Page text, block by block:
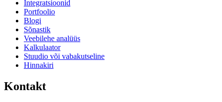
Integratsioonid
Portfoolio
Blogi
Sõnastik
Veebilehe analüüs
Kalkulaator
Stuudio või vabakutseline
Hinnakiri
Kontakt